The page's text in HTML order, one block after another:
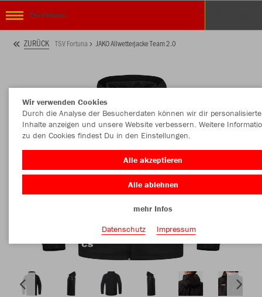
TSV Fortuna
ZURÜCK TSV Fortuna JAKO Allwetterjacke Team 2.0
Wir verwenden Cookies
Durch die Analyse der Besucherdaten können wir dir personalisierte
Inhalte anzeigen und unsere Website verbessern. Weitere
zu den Cookies findest Du in den Einstellungen.
Alle akzeptieren
Alle ablehnen
mehr Infos
Datenschutz
Impressum